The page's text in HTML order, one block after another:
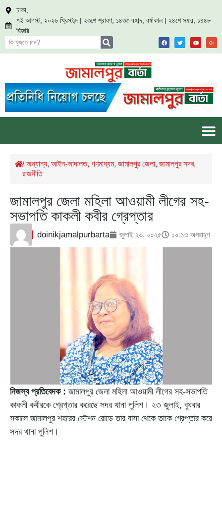
ঢাকা,
৭ই আগস্ট, ২০২৬ খ্রিস্টাব্দ | ২৩শে শ্রাবণ, ১৪৩৩ বঙ্গাব্দ, বর্ষাকাল | ২৪শে সফর, ১৪৪৮
হিজরি
/অন্যান্য,আইন-আদালত,গণমাধ্যম,জামালপুর জেলা,জামালপুর সদর,
রাজনীতি
জামালপুর জেলা মহিলা আওয়ামী লীগের সহ-
সভাপতি কাকলী কবীর গ্রেপ্তার
doinikjamalpurbarta জুলাই ২৩, ২০২৫ ১০:১৩ অপরাহ্ণ
নিজস্ব প্রতিবেদক : জামালপুর জেলা মহিলা আওয়ামী লীগের সহ-সভাপতি
কাকলী কবীরকে গ্রেপ্তার করেছে সদর থানা পুলিশ। ২৩ জুলাই, বুধবার
সকালে জামালপুর শহরের স্টেশন রোডে তার বাসা থেকে তাকে গ্রেপ্তার করে
সদর থানা পুলিশ।